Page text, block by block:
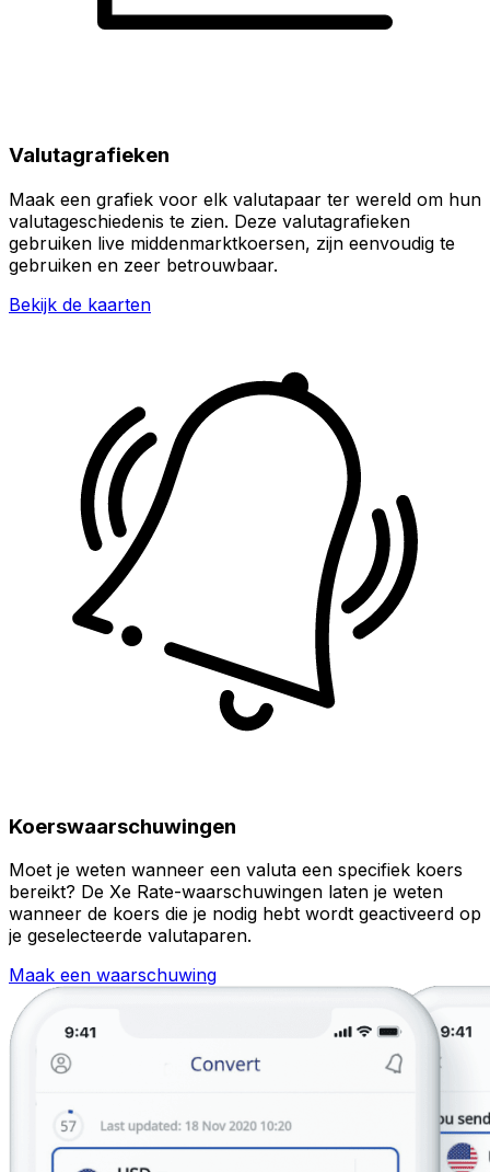
Valutagrafieken
Maak een grafiek voor elk valutapaar ter wereld om hun
valutageschiedenis te zien. Deze valutagrafieken
gebruiken live middenmarktkoersen, zijn eenvoudig te
gebruiken en zeer betrouwbaar.
Bekijk de kaarten
Koerswaarschuwingen
Moet je weten wanneer een valuta een specifiek koers
bereikt? De Xe Rate-waarschuwingen laten je weten
wanneer de koers die je nodig hebt wordt geactiveerd op
je geselecteerde valutaparen.
Maak een waarschuwing